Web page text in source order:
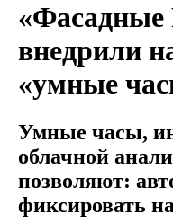
«Фасадные
внедрили
«умные
Умные часы,
облачной
позволяют:
фиксировать